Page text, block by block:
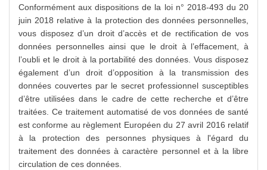
Conformément aux dispositions de la loi n° 2018-493 du 20
juin 2018 relative à la protection des données personnelles,
vous disposez d’un droit d’accès et de rectification de vos
données personnelles ainsi que le droit à l’effacement, à
l’oubli et le droit à la portabilité des données. Vous disposez
également d’un droit d’opposition à la transmission des
données couvertes par le secret professionnel susceptibles
d’être utilisées dans le cadre de cette recherche et d’être
traitées. Ce traitement automatisé de vos données de santé
est conforme au règlement Européen du 27 avril 2016 relatif
à la protection des personnes physiques à l'égard du
traitement des données à caractère personnel et à la libre
circulation de ces données.